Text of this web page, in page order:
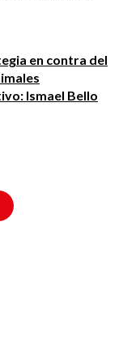
en contra del
Ismael Bello